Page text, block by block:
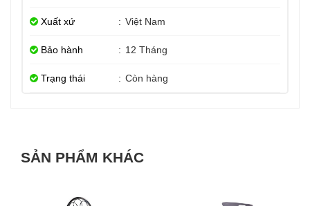
Xuất xứ : Việt Nam
Bảo hành : 12 Tháng
Trạng thái : Còn hàng
SẢN PHẨM KHÁC